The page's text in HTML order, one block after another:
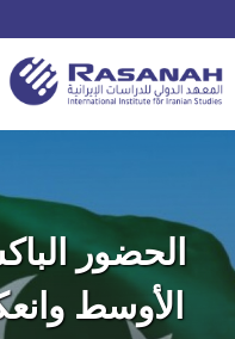
الحضور
الأوسط